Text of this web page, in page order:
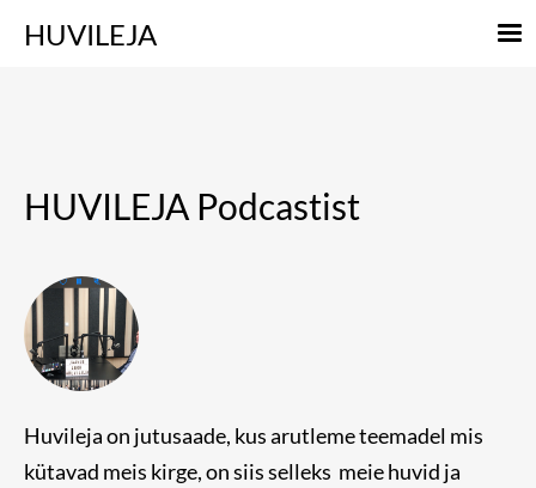
HUVILEJA
HUVILEJA Podcastist
Huvileja on jutusaade, kus arutleme teemadel mis
kütavad meis kirge, on siis selleks meie huvid ja